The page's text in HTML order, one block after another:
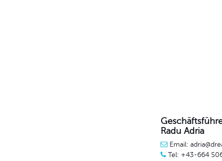
Radu Adria
Email:
Tel: +43-664